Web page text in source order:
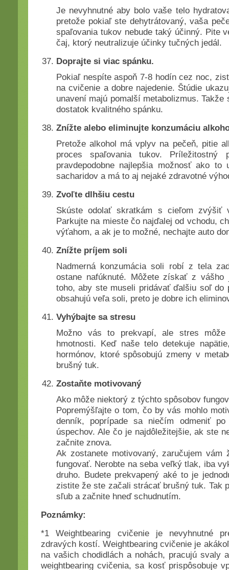
Je nevyhnutné aby bolo vaše telo
pretože pokiaľ ste dehytrátovaný, vaša
spaľovania tukov nebude taký účinný. Pite
čaj, ktorý neutralizuje účinky tučných jedál.
Doprajte si viac spánku.
Pokiaľ nespíte aspoň 7-8 hodín cez noc,
na cvičenie a dobre najedenie. Štúdie
unavení majú pomalší metabolizmus.
dostatok kvalitného spánku.
Znížte alebo eliminujte konzumáciu
Pretože alkohol má vplyv na pečeň, pitie
proces spaľovania tukov. Príležitostný
pravdepodobne najlepšia možnosť ako
sacharidov a má to aj nejaké zdravotné
Zvoľte dlhšiu cestu
Skúste odolať skratkám s cieľom zvýšiť
Parkujte na mieste čo najďalej od vchodu,
výťahom, a ak je to možné, nechajte auto
Znížte príjem soli
Nadmerná konzumácia soli robí z tela
ostane nafúknuté. Môžete získať z vášho
toho, aby ste museli pridávať ďalšiu soľ do
obsahujú veľa soli, preto je dobre ich
Vyhýbajte sa stresu
Možno vás to prekvapí, ale stres môže
hmotnosti. Keď naše telo detekuje
hormónov, ktoré spôsobujú zmeny v
brušný tuk.
Zostaňte motivovaný
Ako môže niektorý z týchto spôsobov
Popremýšľajte o tom, čo by vás mohlo
denník, poprípade sa niečím odmeniť
úspechov. Ale čo je najdôležitejšie, ak ste
začnite znova.
Ak zostanete motivovaný, zaručujem vám
fungovať. Nerobte na seba veľký tlak, iba
druho. Budete prekvapený aké to je
zistite že ste začali strácať brušný tuk. Tak
sľub a začnite hneď schudnutím.
Poznámky:
*1 Weightbearing cvičenie je nevyhnutné
zdravých kostí. Weightbearing cvičenie je
na vašich chodidlách a nohách, pracujú svaly
weightbearing cvičenia, sa kosť prispôsobuje